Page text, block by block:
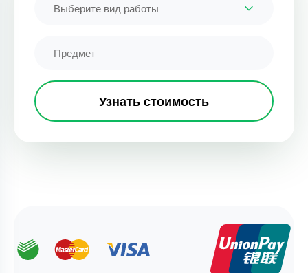
Выберите вид работы
Узнать стоимость